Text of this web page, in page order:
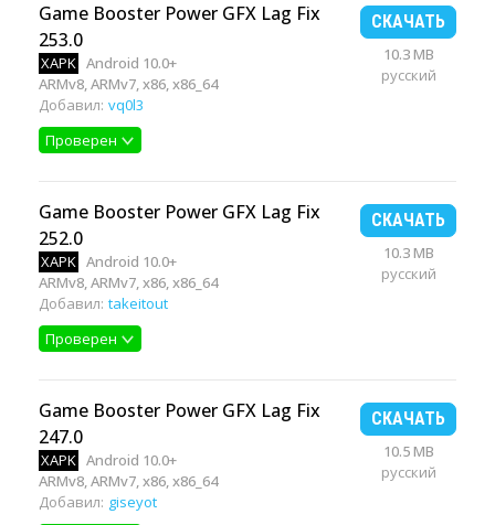
Game Booster Power GFX Lag Fix
253.0
XAPK Android 10.0+
ARMv8, ARMv7, x86, x86_64
Добавил: vq0l3
Проверен
СКАЧАТЬ
10.3 MB
русский
Game Booster Power GFX Lag Fix
252.0
XAPK Android 10.0+
ARMv8, ARMv7, x86, x86_64
Добавил: takeitout
Проверен
СКАЧАТЬ
10.3 MB
русский
Game Booster Power GFX Lag Fix
247.0
XAPK Android 10.0+
ARMv8, ARMv7, x86, x86_64
Добавил: giseyot
СКАЧАТЬ
10.5 MB
русский